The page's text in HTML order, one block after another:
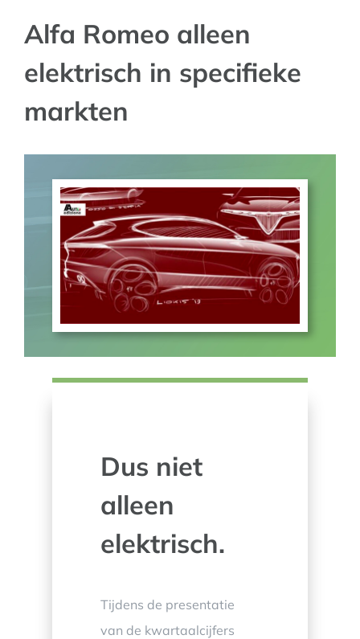
AUTO NIEUWS
Alfa Romeo alleen
elektrisch in specifieke
markten
Dus niet
alleen
elektrisch.
Tijdens de presentatie
van de kwartaalcijfers